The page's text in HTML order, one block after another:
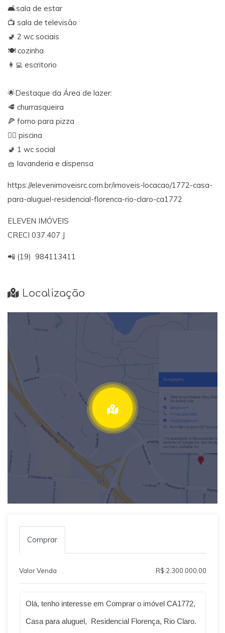
🛋️sala de estar
📺 sala de televisão
🚽 2 wc sociais
🍽️ cozinha
👩‍💻 escritorio
🌟Destaque da Área de lazer:
🥩 churrasqueira
🍕 forno para pizza
🏊‍♂️ piscina
🚽 1 wc social
🧺 lavanderia e dispensa
https://elevenimoveisrc.com.br/imoveis-locacao/1772-casa-
para-aluguel-residencial-florenca-rio-claro-ca1772
ELEVEN IMÓVEIS
CRECI 037.407 J
📲 (19) 984113411
Localização
Comprar
Valor Venda R$ 2.300.000,00